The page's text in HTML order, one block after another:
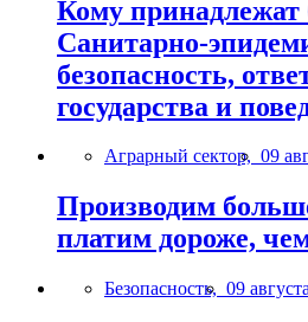
Кому принадлежат
Санитарно-
безопасность,
государства и
Аграрный сектор, 09
Производим
платим дороже,
Безопасность, 09